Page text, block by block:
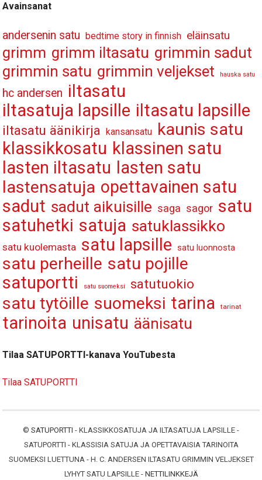
Avainsanat
andersenin satu bedtime story in finnish eläinsatu
grimm grimm iltasatu grimmin sadut
grimmin satu grimmin veljekset hauska satu
hc andersen iltasatu
iltasatuja lapsille iltasatu lapsille
iltasatu äänikirja kansansatu kaunis satu
klassikkosatu klassinen satu
lasten iltasatu lasten satu
lastensatuja opettavainen satu
sadut sadut aikuisille saga sagor satu
satuhetki satuja satuklassikko
satu kuolemasta satu lapsille satu luonnosta
satu perheille satu pojille
satuportti satu suomeksi satutuokio
satu tytöille suomeksi tarina tarinat
tarinoita unisatu äänisatu
Tilaa SATUPORTTI-kanava YouTubesta
Tilaa SATUPORTTI
© SATUPORTTI - KLASSIKKOSATUJA JA ILTASATUJA LAPSILLE -
SATUPORTTI - KLASSISIA SATUJA JA OPETTAVAISIA TARINOITA
SUOMEKSI LUETTUNA - H. C. ANDERSEN ILTASATU GRIMMIN VELJEKSET
LYHYT SATU LAPSILLE - NETTILINKKEJÄ